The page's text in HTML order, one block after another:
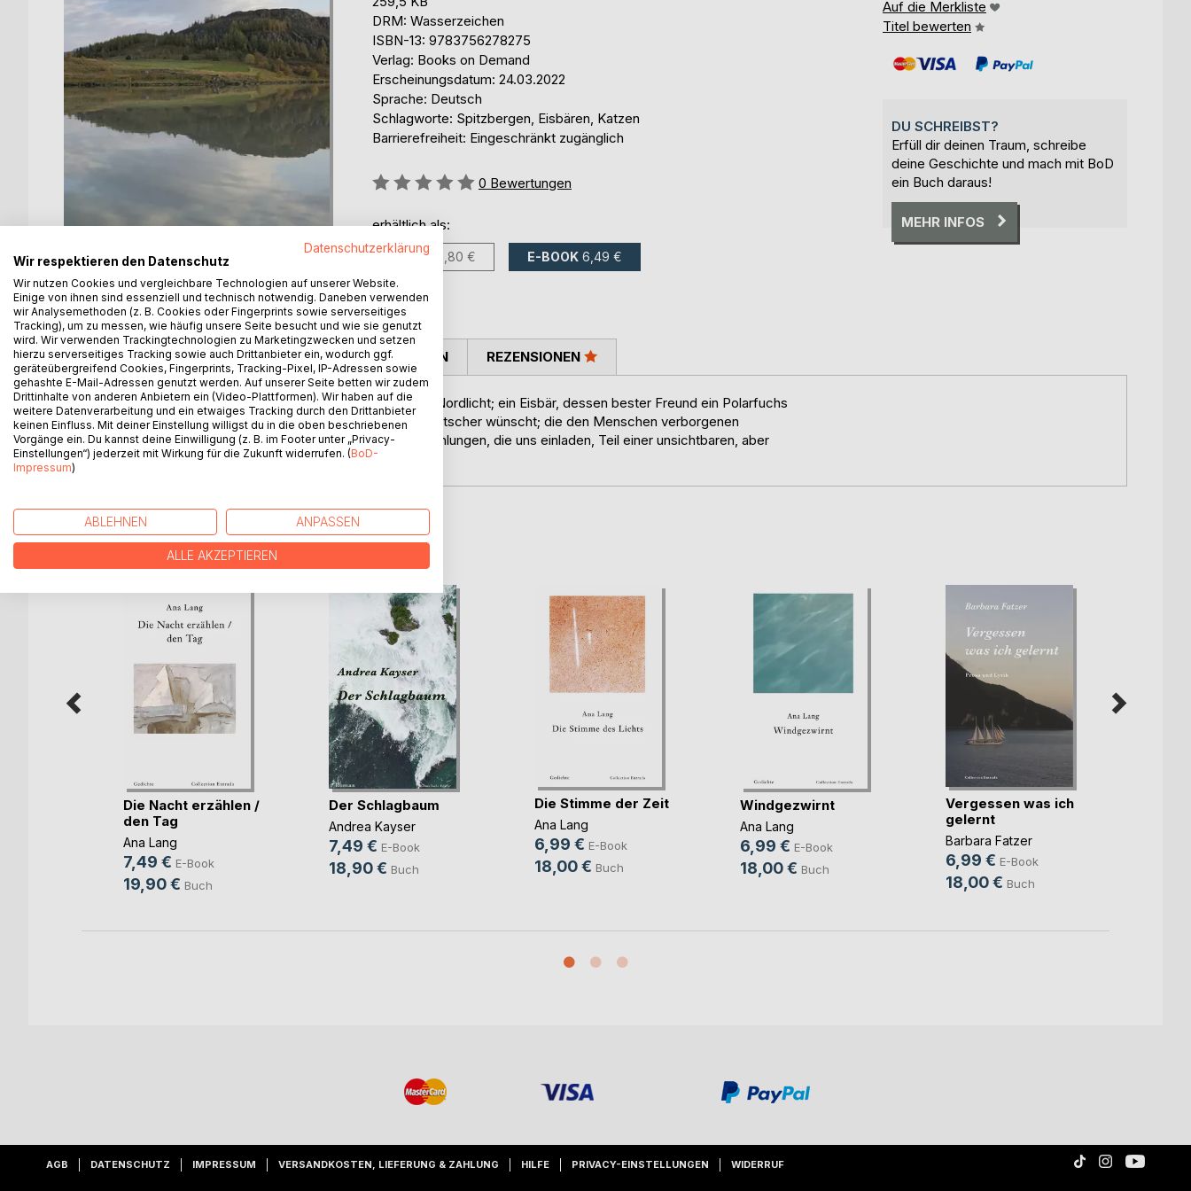
DRM: Wasserzeichen
ISBN-13: 9783756278275
Verlag: Books on Demand
Erscheinungsdatum: 24.03.2022
Sprache: Deutsch
Schlagworte: Spitzbergen, Eisbären, Katzen
Barrierefreiheit: Eingeschränkt zugänglich
Bewertung::
0 Bewertungen
erhältlich als:
BUCH 16,80 € E-BOOK 6,49 €
Auf die Merkliste
Titel bewerten
DU SCHREIBST?
Erfüll dir deinen Traum, schreibe
deine Geschichte und mach mit BoD
ein Buch daraus!
MEHR INFOS
BESCHREIBUNG
Elfen, deren Gesang so schön und fern ist wie flirrendes Nordlicht; ein Eisbär, dessen bester Freund ein Polarfuchs
ist; eine Arve, die sich als Aussicht den Blick auf einen Gletscher wünscht; die den Menschen verborgenen
Geheimnisse eines Familienkaters - vier zauberhafte Erzählungen, die uns einladen, Teil einer unsichtbaren, aber
höchst lebendigen Welt zu werden.
AUTOR/IN PRESSESTIMMEN REZENSIONEN
WEITERE TITEL BEIBoD
Die Nacht erzählen /
den Tag
Ana Lang
7,49 € E-Book
19,90 € Buch
Der Schlagbaum
Andrea Kayser
7,49 € E-Book
18,90 € Buch
Die Stimme der Zeit
Ana Lang
6,99 € E-Book
18,00 € Buch
Windgezwirnt
Ana Lang
6,99 € E-Book
18,00 € Buch
Vergessen was ich
gelernt
Barbara Fatzer
6,99 € E-Book
18,00 € Buch
AGB DATENSCHUTZ IMPRESSUM VERSANDKOSTEN, LIEFERUNG & ZAHLUNG HILFE PRIVACY-EINSTELLUNGEN WIDERRUF
Datenschutzerklärung
Wir respektieren den Datenschutz
Wir nutzen Cookies und vergleichbare Technologien auf unserer Website.
Einige von ihnen sind essenziell und technisch notwendig. Daneben verwenden
wir Analysemethoden (z. B. Cookies oder Fingerprints sowie serverseitiges
Tracking), um zu messen, wie häufig unsere Seite besucht und wie sie genutzt
wird. Wir verwenden Trackingtechnologien zu Marketingzwecken und setzen
hierzu serverseitiges Tracking sowie auch Drittanbieter ein, wodurch ggf.
geräteübergreifend Cookies, Fingerprints, Tracking-Pixel, IP-Adressen sowie
gehashte E-Mail-Adressen genutzt werden. Auf unserer Seite betten wir zudem
Drittinhalte von anderen Anbietern ein (Video-Plattformen). Wir haben auf die
weitere Datenverarbeitung und ein etwaiges Tracking durch den Drittanbieter
keinen Einfluss. Mit deiner Einstellung willigst du in die oben beschriebenen
Vorgänge ein. Du kannst deine Einwilligung (z. B. im Footer unter „Privacy-
Einstellungen“) jederzeit mit Wirkung für die Zukunft widerrufen. (BoD-
Impressum)
ABLEHNEN ANPASSEN
ALLE AKZEPTIEREN